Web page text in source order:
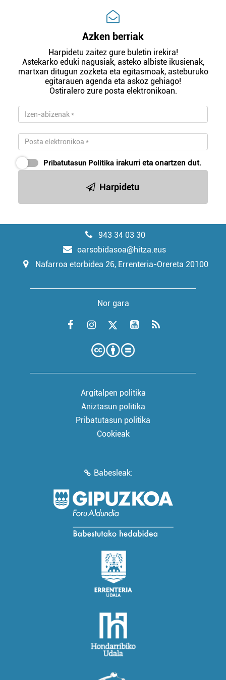
Azken berriak
Harpidetu zaitez gure buletin irekira!
Astekarko eduki nagusiak, asteko albiste ikusienak,
martxan ditugun zozketa eta egitasmoak, asteburuko
egitarauen agenda eta askoz gehiago!
Ostiralero zure posta elektronikoan.
Pribatutasun Politika irakurri eta onartzen dut.
Harpidetu
943 34 03 30
oarsobidasoa@hitza.eus
Nafarroa etorbidea 26, Errenteria-Orereta 20100
Nor gara
Argitalpen politika
Aniztasun politika
Pribatutasun politika
Cookieak
Babesleak: